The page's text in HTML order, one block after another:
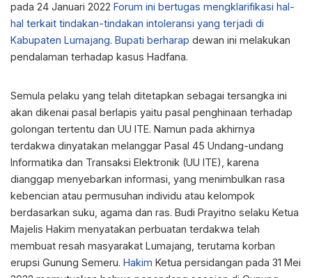
pada 24 Januari 2022 Forum ini bertugas mengklarifikasi hal-
hal terkait tindakan-tindakan intoleransi yang terjadi di
Kabupaten Lumajang. Bupati berharap dewan ini melakukan
pendalaman terhadap kasus Hadfana.
Semula pelaku yang telah ditetapkan sebagai tersangka ini
akan dikenai pasal berlapis yaitu pasal penghinaan terhadap
golongan tertentu dan UU ITE. Namun pada akhirnya
terdakwa dinyatakan melanggar Pasal 45 Undang-undang
Informatika dan Transaksi Elektronik (UU ITE), karena
dianggap menyebarkan informasi, yang menimbulkan rasa
kebencian atau permusuhan individu atau kelompok
berdasarkan suku, agama dan ras. Budi Prayitno selaku Ketua
Majelis Hakim menyatakan perbuatan terdakwa telah
membuat resah masyarakat Lumajang, terutama korban
erupsi Gunung Semeru. Hakim Ketua persidangan pada 31 Mei